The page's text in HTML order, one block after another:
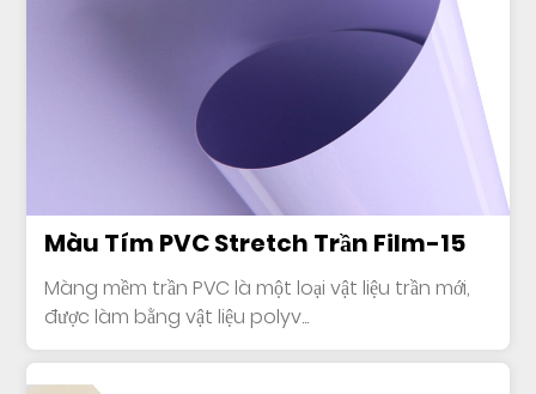
Màu Tím PVC Stretch Trần Film-15
Màng mềm trần PVC là một loại vật liệu trần mới,
được làm bằng vật liệu polyv...